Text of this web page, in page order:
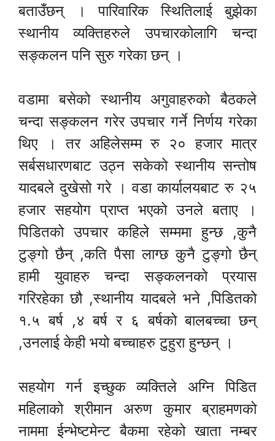
बताउँछन् । पारिवारिक स्थितिलाई बुझेका
स्थानीय व्यक्तिहरुले उपचारकोलागि चन्दा
सङ्कलन पनि सुरु गरेका छन् ।
वडामा बसेको स्थानीय अगुवाहरुको बैठकले
चन्दा सङ्कलन गरेर उपचार गर्ने निर्णय गरेका
थिए । तर अहिलेसम्म रु २० हजार मात्र
सर्बसधारणबाट उठ्न सकेको स्थानीय सन्तोष
यादबले दुखेसो गरे । वडा कार्यालयबाट रु २५
हजार सहयोग प्राप्त भएको उनले बताए ।
पिडितको उपचार कहिले सम्ममा हुन्छ ,कुनै
टुङ्गो छैन् ,कति पैसा लाग्छ कुनै टुङ्गो छैन्
हामी युवाहरु चन्दा सङ्कलनको प्रयास
गरिरहेका छौ ,स्थानीय यादबले भने ,पिडितको
१.५ बर्ष ,४ बर्ष र ६ बर्षको बालबच्चा छन्
,उनलाई केही भयो बच्चाहरु टुहुरा हुन्छन् ।
सहयोग गर्न इच्छुक व्यक्तिले अग्नि पिडित
महिलाको श्रीमान अरुण कुमार ब्राहमणको
नाममा ईन्भेष्टमेन्ट बैकमा रहेको खाता नम्बर